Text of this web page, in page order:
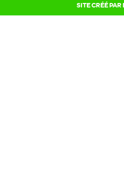
SITE CRÉÉ PAR